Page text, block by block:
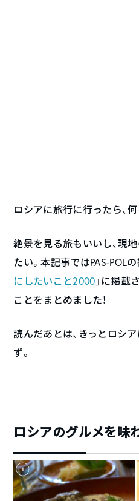
ロシアに旅行に行ったら、
絶景を見る旅もいいし、現
たい。本記事ではPAS-POLの
にしたいこと2000 」に掲載
ことをまとめました！
読んだあとは、きっとロシ
ず。
ロシアのグルメを味